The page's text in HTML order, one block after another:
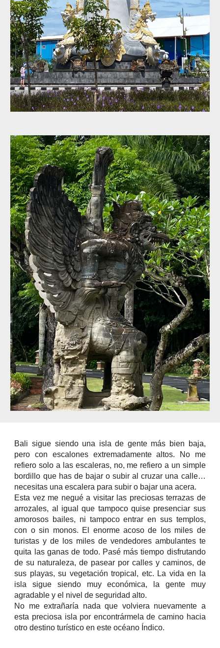
Bali sigue siendo una isla de gente más bien baja,
pero con escalones extremadamente altos. No me
refiero solo a las escaleras, no, me refiero a un simple
bordillo que has de bajar o subir al cruzar una calle…
necesitas una escalera para subir o bajar una acera.
Esta vez me negué a visitar las preciosas terrazas de
arrozales, al igual que tampoco quise presenciar sus
amorosos bailes, ni tampoco entrar en sus templos,
con o sin monos. El enorme acoso de los miles de
turistas y de los miles de vendedores ambulantes te
quita las ganas de todo. Pasé más tiempo disfrutando
de su naturaleza, de pasear por calles y caminos, de
sus playas, su vegetación tropical, etc. La vida en la
isla sigue siendo muy económica, la gente muy
agradable y el nivel de seguridad alto.
No me extrañaría nada que volviera nuevamente a
esta preciosa isla por encontrármela de camino hacia
otro destino turístico en este océano Índico.